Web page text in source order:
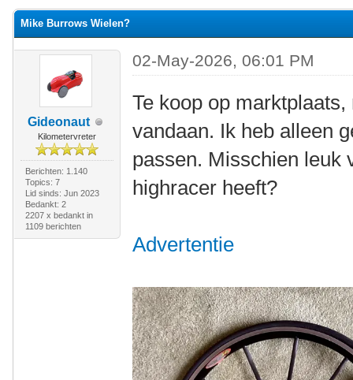
Mike Burrows Wielen?
Gideonaut
Kilometervreter
Berichten: 1.140
Topics: 7
Lid sinds: Jun 2023
Bedankt: 2
2207 x bedankt in
1109 berichten
02-May-2026, 06:01 PM
Te koop op
vandaan. Ik heb alleen
passen. Misschien leuk
highracer heeft?
Advertentie